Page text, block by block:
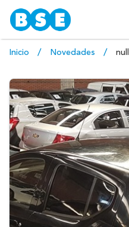
Inicio Novedades null